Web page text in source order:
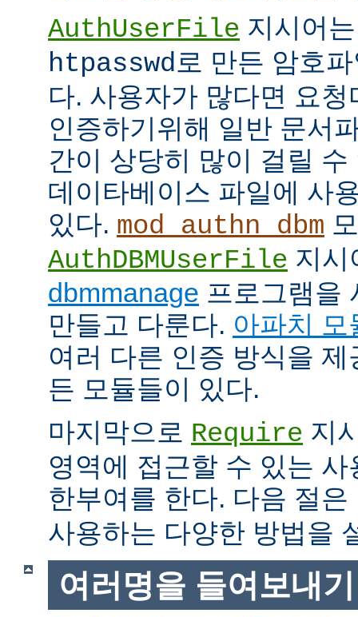
AuthUserFile 지시어
htpasswd 로 만든 암호
다. 사용자가 많다면 요
인증하기위해 일반 문서
간이 상당히 많이 걸릴
데이타베이스 파일에 사
있다. mod_authn_dbm
AuthDBMUserFile 지시
dbmmanage 프로그램을
만들고 다룬다. 아파치
여러 다른 인증 방식을
든 모듈들이 있다.
마지막으로 Require 지
영역에 접근할 수 있는
한부여를 한다. 다음 절은
사용하는 다양한 방법을
여러명을 들여보내기